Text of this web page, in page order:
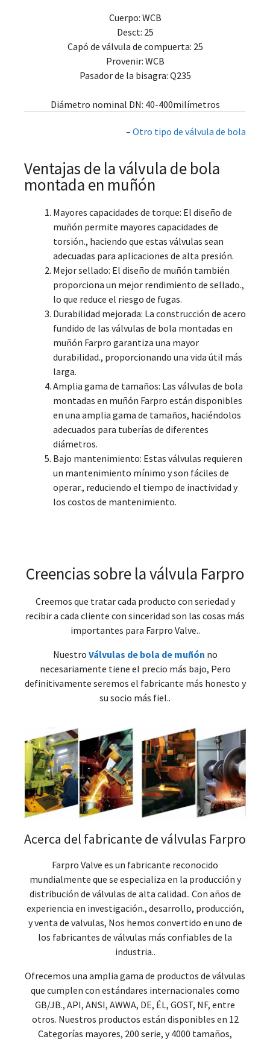
Cuerpo: WCB
Desct: 25
Capó de válvula de compuerta: 25
Provenir: WCB
Pasador de la bisagra: Q235
Diámetro nominal DN: 40-400milímetros
– Otro tipo de válvula de bola
Ventajas de la válvula de bola
montada en muñón
Mayores capacidades de torque: El diseño de
muñón permite mayores capacidades de
torsión., haciendo que estas válvulas sean
adecuadas para aplicaciones de alta presión.
Mejor sellado: El diseño de muñón también
proporciona un mejor rendimiento de sellado.,
lo que reduce el riesgo de fugas.
Durabilidad mejorada: La construcción de acero
fundido de las válvulas de bola montadas en
muñón Farpro garantiza una mayor
durabilidad., proporcionando una vida útil más
larga.
Amplia gama de tamaños: Las válvulas de bola
montadas en muñón Farpro están disponibles
en una amplia gama de tamaños, haciéndolos
adecuados para tuberías de diferentes
diámetros.
Bajo mantenimiento: Estas válvulas requieren
un mantenimiento mínimo y son fáciles de
operar., reduciendo el tiempo de inactividad y
los costos de mantenimiento.
Creencias sobre la válvula Farpro
Creemos que tratar cada producto con seriedad y
recibir a cada cliente con sinceridad son las cosas más
importantes para Farpro Valve..
Nuestro Válvulas de bola de muñón no
necesariamente tiene el precio más bajo, Pero
definitivamente seremos el fabricante más honesto y
su socio más fiel..
Acerca del fabricante de válvulas Farpro
Farpro Valve es un fabricante reconocido
mundialmente que se especializa en la producción y
distribución de válvulas de alta calidad.. Con años de
experiencia en investigación., desarrollo, producción,
y venta de valvulas, Nos hemos convertido en uno de
los fabricantes de válvulas más confiables de la
industria..
Ofrecemos una amplia gama de productos de válvulas
que cumplen con estándares internacionales como
GB/JB., API, ANSI, AWWA, DE, ÉL, GOST, NF, entre
otros. Nuestros productos están disponibles en 12
Categorías mayores, 200 serie, y 4000 tamaños,